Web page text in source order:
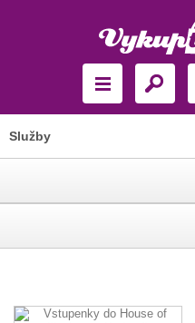
Služby